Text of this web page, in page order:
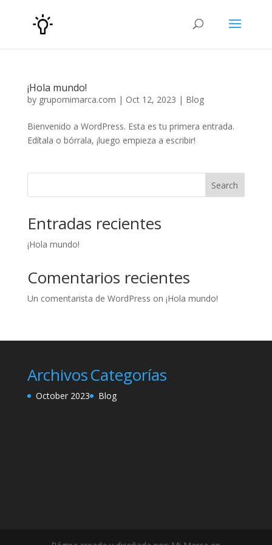
¡Hola mundo!
by grupomimarca.com | Oct 12, 2023 | Blog
Bienvenido a WordPress. Esta es tu primera entrada.
Edítala o bórrala, ¡luego empieza a escribir!
Search
Entradas recientes
¡Hola mundo!
Comentarios recientes
Un comentarista de WordPress on ¡Hola mundo!
Archivos
October 2023
Categorías
Blog